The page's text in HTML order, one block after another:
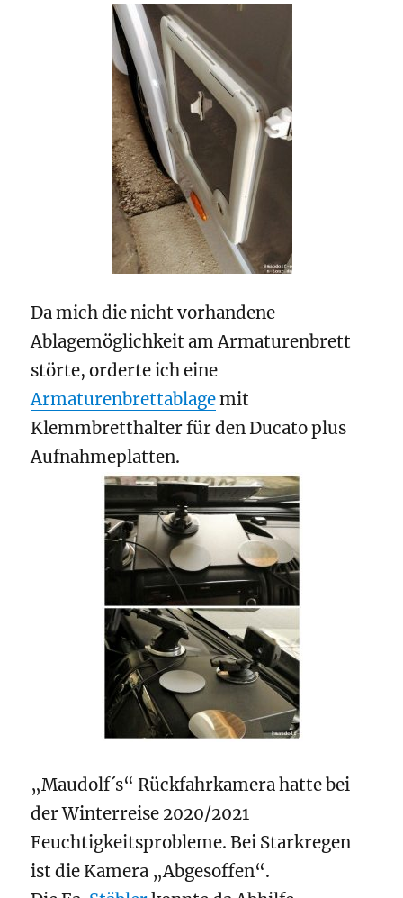
Da mich die nicht vorhandene
Ablagemöglichkeit am Armaturenbrett
störte, orderte ich eine
Armaturenbrettablagemit
Klemmbretthalter für den Ducato plus
Aufnahmeplatten.
„Maudolf´s“ Rückfahrkamera hatte bei
der Winterreise 2020/2021
Feuchtigkeitsprobleme. Bei Starkregen
ist die Kamera „Abgesoffen“.